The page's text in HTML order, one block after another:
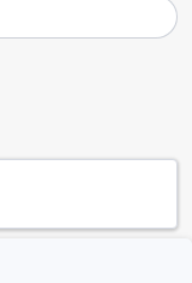
ィブに過ごそう
す。まず、屋内
ぐことができる場
スしながらエク
外プールも完備
提供します。友人